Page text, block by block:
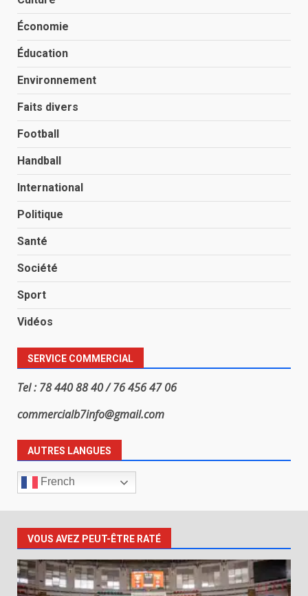
Économie
Éducation
Environnement
Faits divers
Football
Handball
International
Politique
Santé
Société
Sport
Vidéos
SERVICE COMMERCIAL
Tel : 78 440 88 40 / 76 456 47 06
commercialb7info@gmail.com
AUTRES LANGUES
French
VOUS AVEZ PEUT-ÊTRE RATÉ